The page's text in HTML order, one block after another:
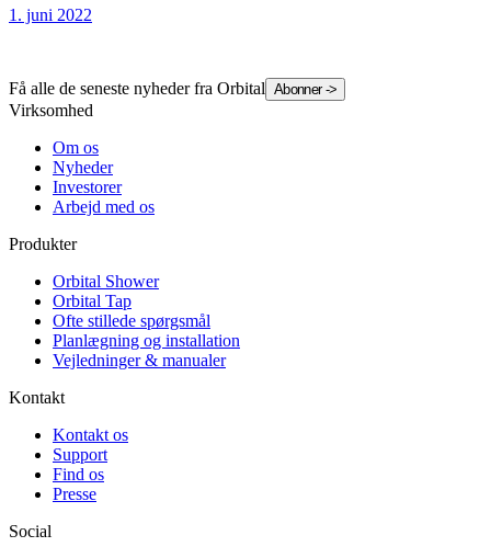
1. juni 2022
Få alle de seneste nyheder fra Orbital Abonner ->
Virksomhed
Om os
Nyheder
Investorer
Arbejd med os
Produkter
Orbital Shower
Orbital Tap
Ofte stillede spørgsmål
Planlægning og installation
Vejledninger & manualer
Kontakt
Kontakt os
Support
Find os
Presse
Social